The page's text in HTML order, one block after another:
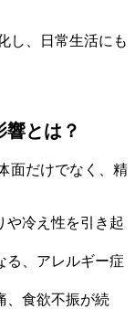
し、日常生活にも
とは？
面だけでなく、精
や冷え性を引き起
る、アレルギー症
、食欲不振が続